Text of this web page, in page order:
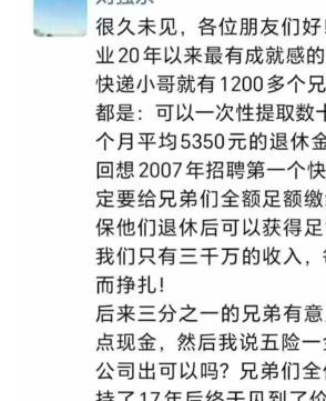
商
登录 注册